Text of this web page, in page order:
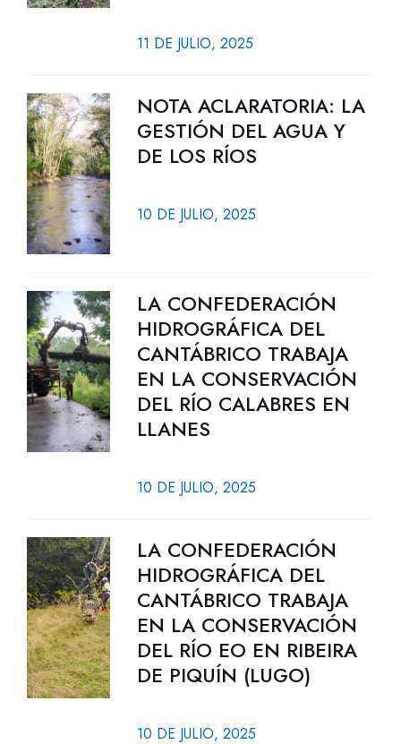
11 DE JULIO, 2025
NOTA ACLARATORIA: LA
GESTIÓN DEL AGUA Y
DE LOS RÍOS
10 DE JULIO, 2025
LA CONFEDERACIÓN
HIDROGRÁFICA DEL
CANTÁBRICO TRABAJA
EN LA CONSERVACIÓN
DEL RÍO CALABRES EN
LLANES
10 DE JULIO, 2025
LA CONFEDERACIÓN
HIDROGRÁFICA DEL
CANTÁBRICO TRABAJA
EN LA CONSERVACIÓN
DEL RÍO EO EN RIBEIRA
DE PIQUÍN (LUGO)
10 DE JULIO, 2025